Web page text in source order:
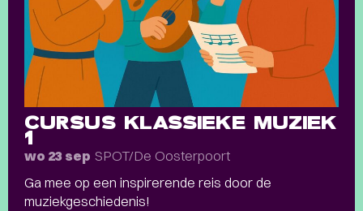
CURSUS KLASSIEKE MUZIEK
1
wo 23 sep SPOT/De Oosterpoort
Ga mee op een inspirerende reis door de
muziekgeschiedenis!